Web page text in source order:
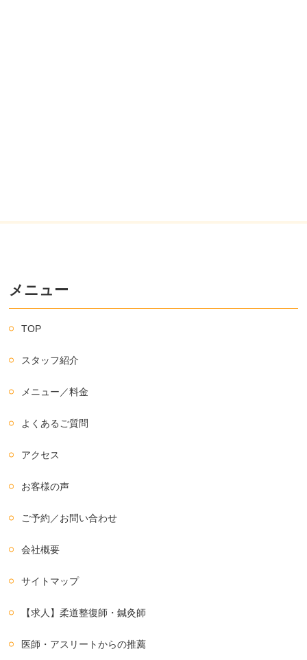
メニュー
TOP
スタッフ紹介
メニュー／料金
よくあるご質問
アクセス
お客様の声
ご予約／お問い合わせ
会社概要
サイトマップ
【求人】柔道整復師・鍼灸師
医師・アスリートからの推薦